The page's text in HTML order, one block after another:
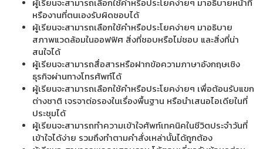
ผู้เรียนจะสามารถเลือกใช้คำหรือประโยคง่ายๆ มาอธิบายหน้าที่
หรืองานที่ตนเองรับผิดชอบได้
ผู้เรียนจะสามารถเลือกใช้คำหรือประโยคง่ายๆ มาอธิบาย
สภาพแวดล้อมในออฟฟิศ สิ่งที่ชอบหรือไม่ชอบ และสิ่งที่น่า
สนใจได้
ผู้เรียนจะสามารถสื่อสารหรือฝากข้อความภาษาอังกฤษเชิง
ธุรกิจผ่านทางโทรศัพท์ได้
ผู้เรียนจะสามารถเลือกใช้คำหรือประโยคง่ายๆ เพื่อต้อนรับแขก
ต่างชาติ เจรจาต่อรองในเรื่องพื้นฐาน หรือนำเสนอไอเดียในที่
ประชุมได้
ผู้เรียนจะสามารถทำความเข้าใจศัพท์เทคนิคในชีวิตประจำวันที่
เข้าใจได้ง่าย รวมถึงทำตามคำสั่งเหล่านั้นได้ถูกต้อง